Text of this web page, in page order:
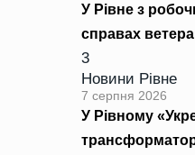
У Рівне з
справах
3
Новини Рівне
7 серпня 2026
У Рівному